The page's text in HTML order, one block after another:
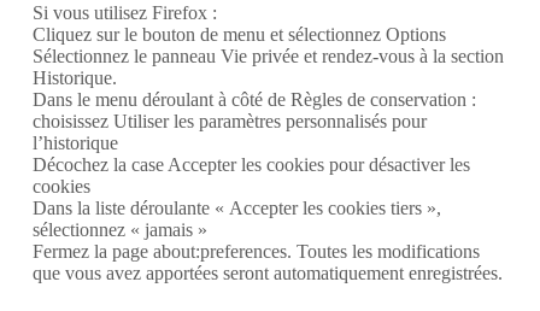
Si vous utilisez Firefox :
Cliquez sur le bouton de menu et sélectionnez Options
Sélectionnez le panneau Vie privée et rendez-vous à la section
Historique.
Dans le menu déroulant à côté de Règles de conservation :
choisissez Utiliser les paramètres personnalisés pour
l’historique
Décochez la case Accepter les cookies pour désactiver les
cookies
Dans la liste déroulante « Accepter les cookies tiers »,
sélectionnez « jamais »
Fermez la page about:preferences. Toutes les modifications
que vous avez apportées seront automatiquement enregistrées.